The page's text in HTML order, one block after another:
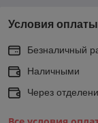
Условия оплаты
Безналичный
Наличными
Через